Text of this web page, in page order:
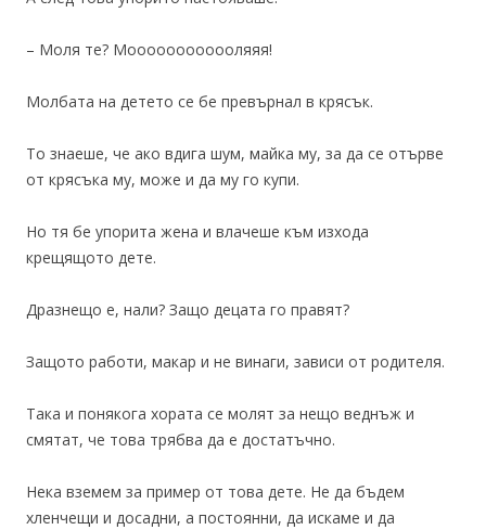
– Моля те? Моооооооооооляяя!
Молбата на детето се бе превърнал в крясък.
То знаеше, че ако вдига шум, майка му, за да се отърве
от крясъка му, може и да му го купи.
Но тя бе упорита жена и влачеше към изхода
крещящото дете.
Дразнещо е, нали? Защо децата го правят?
Защото работи, макар и не винаги, зависи от родителя.
Така и понякога хората се молят за нещо веднъж и
смятат, че това трябва да е достатъчно.
Нека вземем за пример от това дете. Не да бъдем
хленчещи и досадни, а постоянни, да искаме и да